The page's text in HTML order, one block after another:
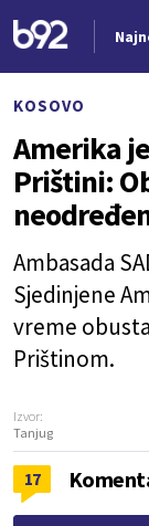
KOSOVO
Amerika
Prištini:
Ambasada
Sjedinjene
vreme
Prištinom.
Izvor:
Tanjug
17